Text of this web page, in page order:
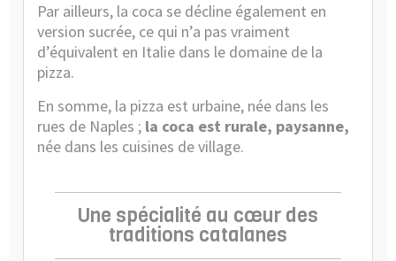
Par ailleurs, la coca se décline également en
version sucrée, ce qui n’a pas vraiment
d’équivalent en Italie dans le domaine de la
pizza.
En somme, la pizza est urbaine, née dans les
rues de Naples ; la coca est rurale, paysanne,
née dans les cuisines de village.
Une spécialité au cœur des
traditions catalanes